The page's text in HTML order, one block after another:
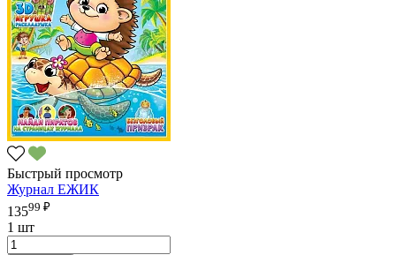
Быстрый просмотр
Журнал ЕЖИК
13599 ₽
1 шт